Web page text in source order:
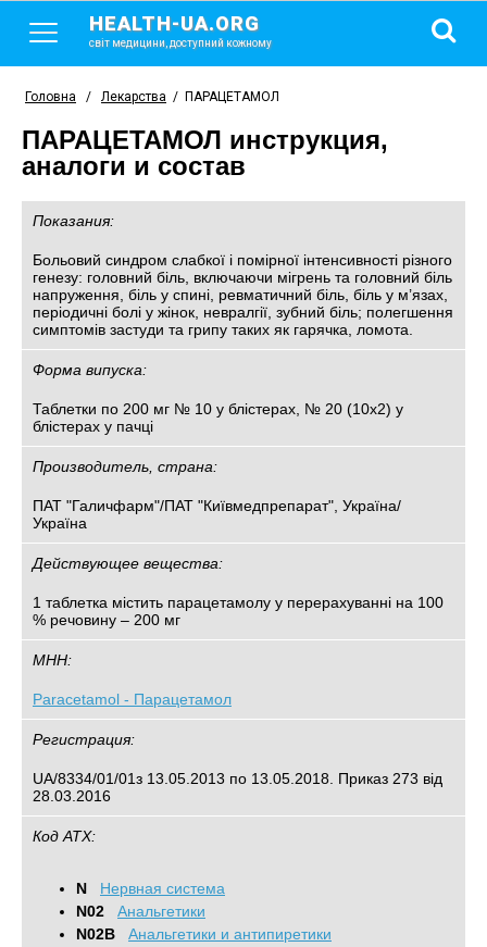
HEALTH-UA.ORG
світ медицини, доступний кожному
Головна / Лекарства / ПАРАЦЕТАМОЛ
ПАРАЦЕТАМОЛ инструкция,
аналоги и состав
Показания:
Больовий синдром слабкої і помірної інтенсивності різного
генезу: головний біль, включаючи мігрень та головний біль
напруження, біль у спині, ревматичний біль, біль у м’язах,
періодичні болі у жінок, невралгії, зубний біль; полегшення
симптомів застуди та грипу таких як гарячка, ломота.
Форма випуска:
Таблетки по 200 мг № 10 у блістерах, № 20 (10х2) у
блістерах у пачці
Производитель, страна:
ПАТ "Галичфарм"/ПАТ "Київмедпрепарат", Україна/
Україна
Действующее вещества:
1 таблетка містить парацетамолу у перерахуванні на 100
% речовину – 200 мг
МНН:
Paracetamol - Парацетамол
Регистрация:
UA/8334/01/01з 13.05.2013 по 13.05.2018. Приказ 273 від
28.03.2016
Код АТХ:
N
Нервная система
N02
Анальгетики
N02B
Анальгетики и антипиретики